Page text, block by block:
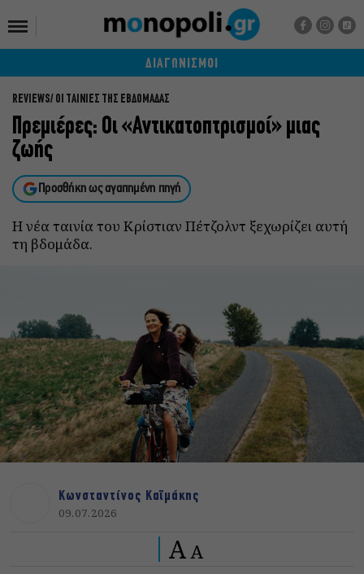
ΔΙΑΓΩΝΙΣΜΟΙ
REVIEWS ΟΙ ΤΑΙΝΙΕΣ ΤΗΣ ΕΒΔΟΜΑΔΑΣ
Πρεμιέρες: Οι «Αντικατοπτρισμοί» μιας
ζωής
Προσθήκη ως αγαπημένη πηγή
Η νέα ταινία του Κρίστιαν Πέτζολντ ξεχωρίζει αυτή
τη βδομάδα.
Κωνσταντίνος Καϊμάκης
09.07.2026
A A